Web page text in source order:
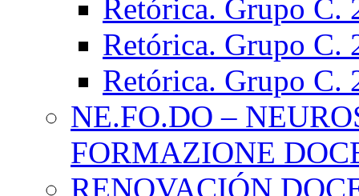
Retórica. Grupo C.
Retórica. Grupo C.
Retórica. Grupo C.
NE.FO.DO –
FORMAZIONE
RENOVACIÓN